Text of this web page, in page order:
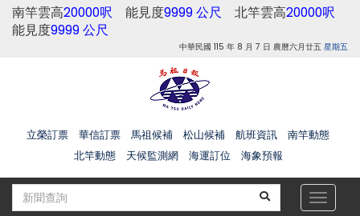
南竿雲高20000呎 能見度9999 公尺 北竿雲高20000呎
能見度9999 公尺
中華民國 115 年 8 月 7 日 農曆六月廿五 星期五
立榮訂票 華信訂票 馬祖候補 松山候補 航班資訊
南竿動態
北竿動態
天候監測網 海運訂位 海象預報
Toggle